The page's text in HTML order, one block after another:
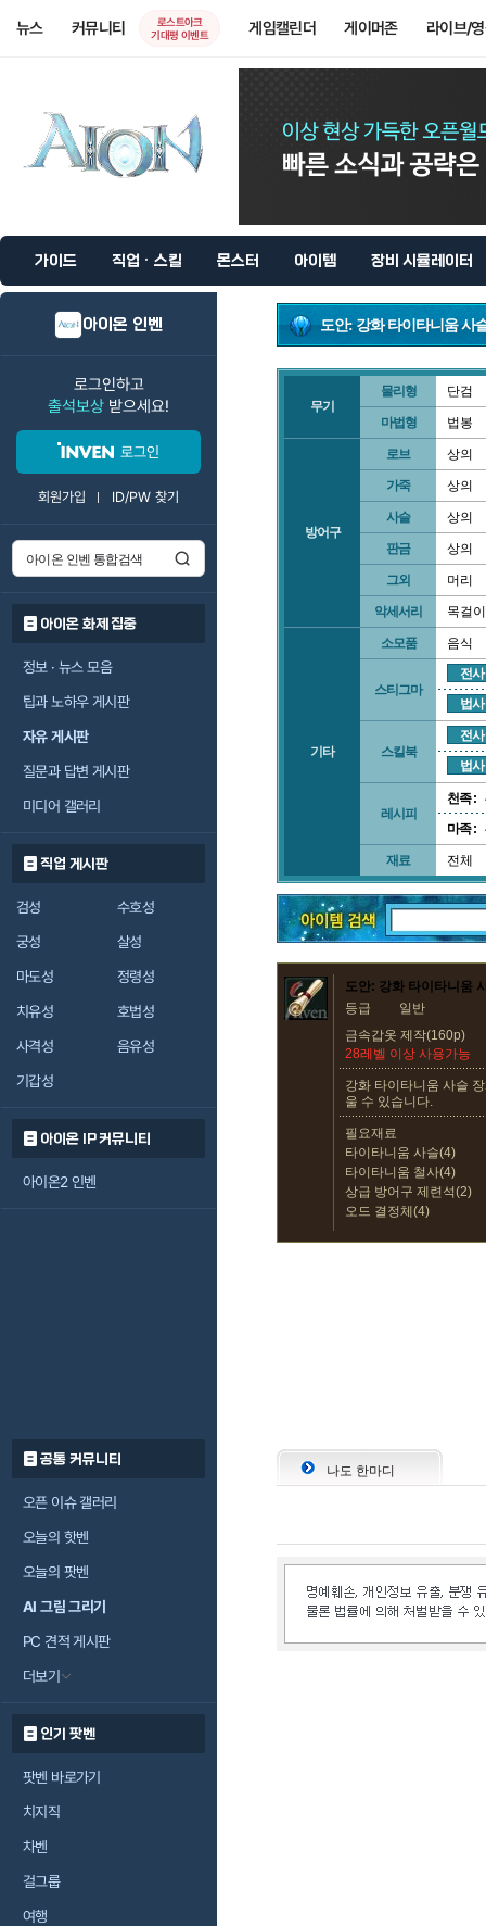
뉴스 커뮤니티
로스트아크
기대평 이벤트
게임캘린더 게이머존 라이브/
가이드 직업 · 스킬 몬스터 아이템 장비 시뮬레이터
아이온 인벤
로그인하고
출석보상 받으세요!
로그인
회원가입 ID/PW 찾기
아이온 화제 집중
정보 · 뉴스 모음
팁과 노하우 게시판
자유 게시판
질문과 답변 게시판
미디어 갤러리
직업 게시판
검성
수호성
궁성
살성
마도성
정령성
치유성
호법성
사격성
음유성
기갑성
아이온 IP 커뮤니티
아이온2 인벤
공통 커뮤니티
오픈 이슈 갤러리
오늘의 핫벤
오늘의 팟벤
AI 그림 그리기
PC 견적 게시판
더보기
인기 팟벤
팟벤 바로가기
치지직
차벤
걸그룹
여행
도안: 강화 타이타니움 사
무기
물리형 단검
마법형 법봉
방어구
로브 상의
가죽 상의
사슬 상의
판금 상의
그외 머리
악세서리 목걸이
기타
소모품 음식
스티그마
전사
법사
스킬북
전사
법사
레시피
천족 :
마족 :
재료 전체
도안: 강화 타이타니움
등급
일반
금속갑옷 제작(160p)
28레벨 이상 사용가능
강화 타이타니움 사슬
울 수 있습니다.
필요재료
타이타니움 사슬(4)
타이타니움 철사(4)
상급 방어구 제련석(2)
오드 결정체(4)
나도 한마디